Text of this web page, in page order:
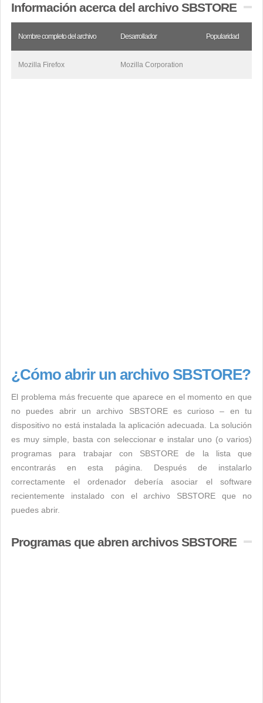
Información acerca del archivo SBSTORE
Nombre completo del archivo Desarrollador Popularidad
Mozilla Firefox Mozilla Corporation
¿Cómo abrir un archivo SBSTORE?
El problema más frecuente que aparece en el momento en que
no puedes abrir un archivo SBSTORE es curioso – en tu
dispositivo no está instalada la aplicación adecuada. La solución
es muy simple, basta con seleccionar e instalar uno (o varios)
programas para trabajar con SBSTORE de la lista que
encontrarás en esta página. Después de instalarlo
correctamente el ordenador debería asociar el software
recientemente instalado con el archivo SBSTORE que no
puedes abrir.
Programas que abren archivos SBSTORE